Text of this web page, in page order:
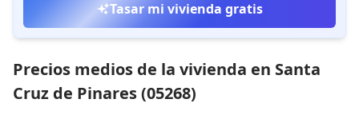
Tasar mi vivienda gratis
Precios medios de la vivienda en Santa
Cruz de Pinares (05268)